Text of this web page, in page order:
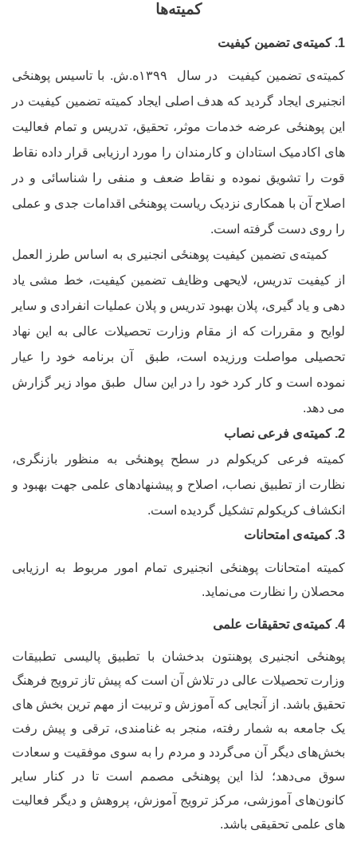
کمیته‌ها
ی تضمین کیفیت
یتضمین کیفیت در سال ۱۳۹۹ه.ش.
با تاسیس پوهنځی
ایجاد گردید که هدف اصلی ایجاد کمیته تضمین کیفیت در
پوهنځی عرضه خدمات موثر، تحقیق، تدریس و تمام فعالیت
اکادمیک استادان و کارمندان را مورد ارزیابی قرار داده نقاط
را تشویق نموده و نقاط ضعف و منفی را شناسائی و در
آن با همکاری نزدیک ریاست پوهنځی اقدامات جدی و عملی
روی دست گرفته است.
ی تضمین کیفیت پوهنځی انجنیری به اساس طرز العمل
کیفیت تدریس، لایحه‏ی وظایف تضمین کیفیت، خط مشی یاد
و یاد گیری، پلان بهبود تدریس و پلان عملیات انفرادی و سایر
و مقررات که از مقام وزارت تحصیلات عالی به این نهاد
مواصلت ورزیده است، طبق آن برنامه خود را عیار
است و کار کرد خود را در این سال طبق مواد زیر گزارش
دهد.
ی فرعی نصاب
فرعی کریکولم در سطح پوهنځی به منظور بازنگری،
از تطبیق نصاب، اصلاح و پیشنهادهای علمی جهت بهبود و
کریکولم تشکیل گردیده است.
ی امتحانات
امتحانات پوهنځی انجنیری تمام امور مربوط به ارزیابی
را نظارت مینماید.
ی تحقیقات علمی
انجنیری پوهنتون بدخشان با تطبیق پالیسی تطبیقات
تحصیلات عالی در تلاش آن است که پیش تاز ترویج فرهنگ
باشد. از آنجایی که آموزش و تربیت از مهم ترین بخش های
جامعه به شمار رفته، منجر به غنامندی، ترقی و پیش رفت
دیگر آن می‌گردد و مردم را به سوی موفقیت و سعادت
می‌دهد؛ لذا این پوهنځی مصمم است تا در کنار سایر
آموزشی، مرکز ترویج آموزش، پروهش و دیگر فعالیت
علمی تحقیقی باشد.